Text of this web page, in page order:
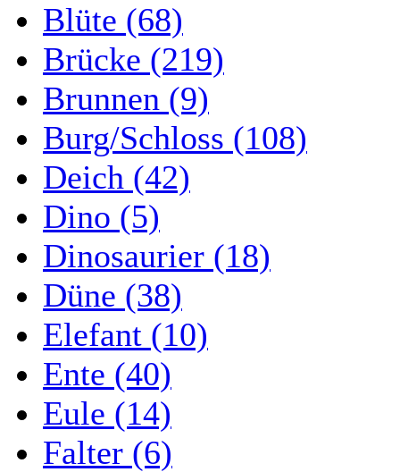
Blüte (68)
Brücke (219)
Brunnen (9)
Burg/Schloss (108)
Deich (42)
Dino (5)
Dinosaurier (18)
Düne (38)
Elefant (10)
Ente (40)
Eule (14)
Falter (6)